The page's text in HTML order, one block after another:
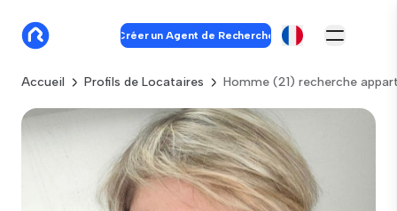
Créer un Agent de Recherche
Accueil Profils de Locataires Homme (21) recherche